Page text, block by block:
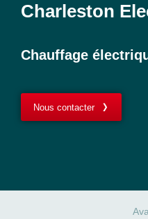
Charleston
Chauffage
Nous contacter